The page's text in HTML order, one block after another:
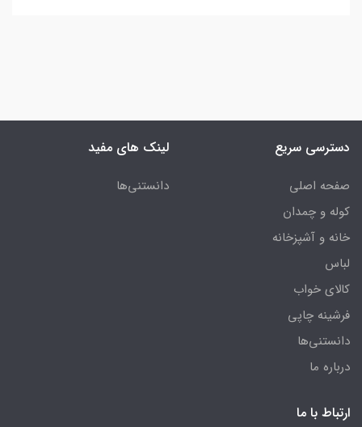
دسترسی سریع
صفحه اصلی
کوله و چمدان
خانه و آشپزخانه
لباس
کالای خواب
فرشینه چاپی
دانستنی‌ها
درباره ما
لینک های مفید
دانستنی‌ها
ارتباط با ما